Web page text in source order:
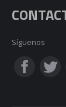
Síguenos
Encuéntranos
Facebook